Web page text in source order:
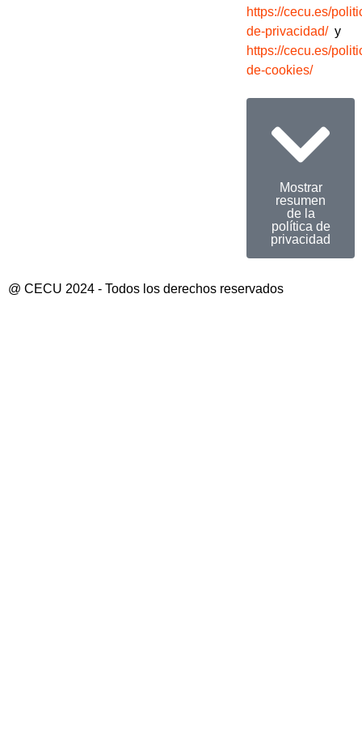
https://cecu.es/
de-privacidad/y
https://cecu.es/
de-cookies/
Mostrar
resumen
de la
política de
privacidad
@ CECU 2024 - Todos los derechos reservados